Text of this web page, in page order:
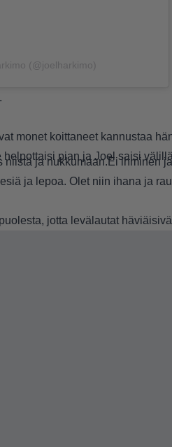
(@joelharkimo)
.
monet koittaneet kannustaa
pian ja Joel saisi
niistä ja nukkumaan.Ei ihminen
ja lepoa. Olet niin ihana ja
jotta levälautat